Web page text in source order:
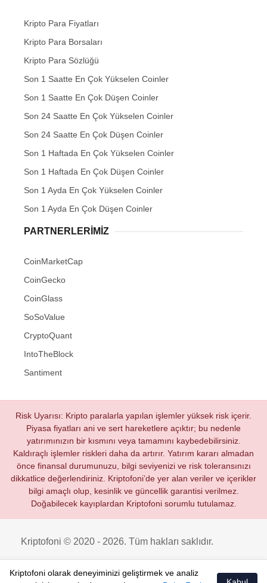
Kripto Para Fiyatları
Kripto Para Borsaları
Kripto Para Sözlüğü
Son 1 Saatte En Çok Yükselen Coinler
Son 1 Saatte En Çok Düşen Coinler
Son 24 Saatte En Çok Yükselen Coinler
Son 24 Saatte En Çok Düşen Coinler
Son 1 Haftada En Çok Yükselen Coinler
Son 1 Haftada En Çok Düşen Coinler
Son 1 Ayda En Çok Yükselen Coinler
Son 1 Ayda En Çok Düşen Coinler
PARTNERLERIMIZ
CoinMarketCap
CoinGecko
CoinGlass
SoSoValue
CryptoQuant
IntoTheBlock
Santiment
Risk Uyarısı: Kripto paralarla yapılan işlemler yüksek risk içerir.
Piyasa fiyatları ani ve sert hareketlere açıktır; bu nedenle
yatırımınızın bir kısmını veya tamamını kaybedebilirsiniz.
Kaldıraçlı işlemler riskleri daha da artırır. Yatırım kararı almadan
önce finansal durumunuzu, bilgi seviyenizi ve risk toleransınızı
dikkatlice değerlendiriniz. Kriptofoni’de yer alan veriler ve içerikler
bilgi amaçlı olup, kesinlik ve güncellik garantisi verilmez.
Doğabilecek kayıplardan Kriptofoni sorumlu tutulamaz.
Kriptofoni © 2020 - 2026. Tüm hakları saklıdır.
Kriptofoni olarak deneyiminizi geliştirmek ve analiz